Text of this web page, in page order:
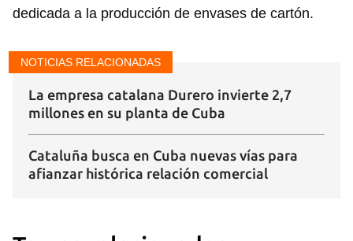
dedicada a la producción de envases de cartón.
NOTICIAS RELACIONADAS
La empresa catalana Durero invierte 2,7
millones en su planta de Cuba
Cataluña busca en Cuba nuevas vías para
afianzar histórica relación comercial